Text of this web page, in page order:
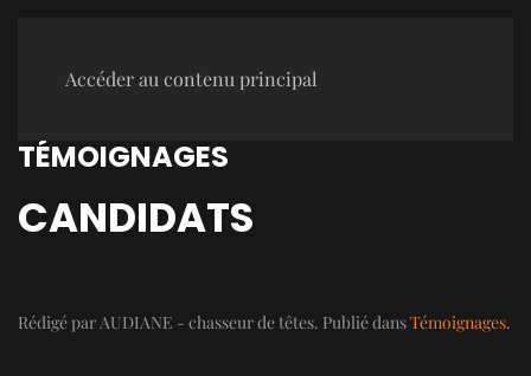
Accéder au contenu principal
TÉMOIGNAGES
CANDIDATS
Rédigé par AUDIANE - chasseur de têtes. Publié dansTémoignages.